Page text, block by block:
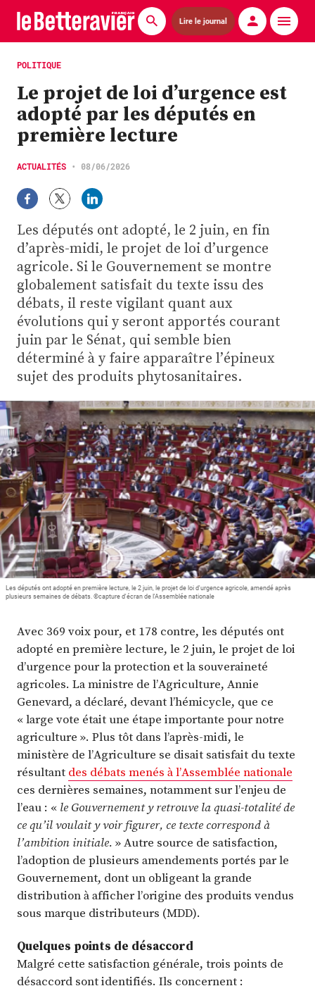
Lire le journal
Actualités
Économie
Agronomie
Matériels
La technique ITB
Pommes de terre
Guides pratiques
Chasse
Plus
Abonnez-vous
POLITIQUE
Le projet de loi d’urgence est
adopté par les députés en
première lecture
ACTUALITÉS • 08/06/2026
Les députés ont adopté, le 2 juin, en fin
d’après-midi, le projet de loi d’urgence
agricole. Si le Gouvernement se montre
globalement satisfait du texte issu des
débats, il reste vigilant quant aux
évolutions qui y seront apportés courant
juin par le Sénat, qui semble bien
déterminé à y faire apparaître l’épineux
sujet des produits phytosanitaires.
Les députés ont adopté en première lecture, le 2 juin, le projet de loi d'urgence agricole, amendé après
plusieurs semaines de débats. ©capture d'écran de l'Assemblée nationale
Avec 369 voix pour, et 178 contre, les députés ont
adopté en première lecture, le 2 juin, le projet de loi
d’urgence pour la protection et la souveraineté
agricoles. La ministre de l’Agriculture, Annie
Genevard, a déclaré, devant l’hémicycle, que ce
« large vote était une étape importante pour notre
agriculture ». Plus tôt dans l’après-midi, le
ministère de l’Agriculture se disait satisfait du texte
résultant des débats menés à l’Assemblée nationale
ces dernières semaines, notamment sur l’enjeu de
l’eau : « le Gouvernement y retrouve la quasi-totalité de
ce qu’il voulait y voir figurer, ce texte correspond à
l’ambition initiale. » Autre source de satisfaction,
l’adoption de plusieurs amendements portés par le
Gouvernement, dont un obligeant la grande
distribution à afficher l’origine des produits vendus
sous marque distributeurs (MDD).
Quelques points de désaccord
Malgré cette satisfaction générale, trois points de
désaccord sont identifiés. Ils concernent :